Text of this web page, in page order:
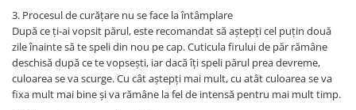
3. Procesul de curățare nu se face la întâmplare
După ce ți-ai vopsit părul, este recomandat să aștepți cel puțin două
zile înainte să te speli din nou pe cap. Cuticula firului de păr rămâne
deschisă după ce te vopsești, iar dacă îți speli părul prea devreme,
culoarea se va scurge. Cu cât aștepți mai mult, cu atât culoarea se va
fixa mult mai bine și va rămâne la fel de intensă pentru mai mult timp.